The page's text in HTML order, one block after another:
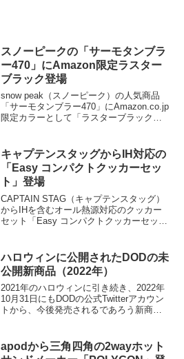
スノーピークの「サーモタンブラ
ー470」にAmazon限定ラスター
ブラック登場
snow peak（スノーピーク）の人気商品
「サーモタンブラー470」にAmazon.co.jp
限定カラーとして「ラスターブラック」
ンカラーでしたが、本製品は一色で統一
されています。詳細をレビューします。
キャプテンスタッグからIH対応の
「Easy コンパクトクッカーセッ
ト」登場
CAPTAIN STAG（キャプテンスタッグ）
からIHを含むオール熱源対応のクッカー
セット「Easy コンパクトクッカーセッ
トン素材の収納袋も付属します。詳細を
レビューします。
ハロウィンに公開されたDODの未
公開新商品（2022年）
2021年のハロウィンに引き続き、2022年
10月31日にもDODの公式Twitterアカウン
トから、今後発売されるであろう新商品
ます。
apodから三角四角の2wayホット